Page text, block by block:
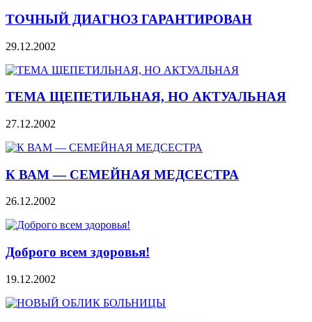
ТОЧНЫЙ ДИАГНОЗ ГАРАНТИРОВАН
29.12.2002
ТЕМА ЩЕПЕТИЛЬНАЯ, НО АКТУАЛЬНАЯ
27.12.2002
К ВАМ — СЕМЕЙНАЯ МЕДСЕСТРА
26.12.2002
Доброго всем здоровья!
19.12.2002